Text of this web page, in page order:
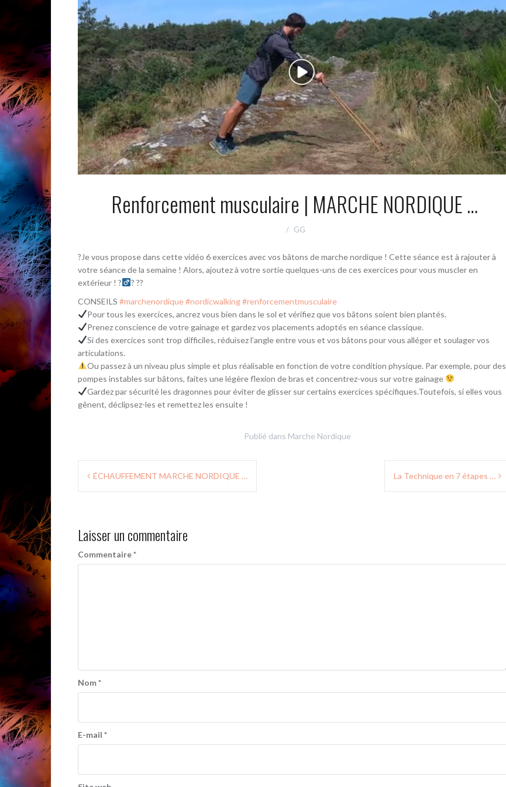
Renforcement musculaire | MARCHE NORDIQUE …
GG
?Je vous propose dans cette vidéo 6 exercices avec vos bâtons de marche nordique ! Cette séance est à rajouter à
votre séance de la semaine ! Alors, ajoutez à votre sortie quelques-uns de ces exercices pour vous muscler en
extérieur ! ?‍
? ??
CONSEILS #marchenordique#nordicwalking#renforcementmusculaire
Pour tous les exercices, ancrez vous bien dans le sol et vérifiez que vos bâtons soient bien plantés.
Prenez conscience de votre gainage et gardez vos placements adoptés en séance classique.
Si des exercices sont trop difficiles, réduisez l’angle entre vous et vos bâtons pour vous alléger et soulager vos
articulations.
Ou passez à un niveau plus simple et plus réalisable en fonction de votre condition physique. Par exemple, pour des
pompes instables sur bâtons, faites une légère flexion de bras et concentrez-vous sur votre gainage
Gardez par sécurité les dragonnes pour éviter de glisser sur certains exercices spécifiques.Toutefois, si elles vous
gênent, déclipsez-les et remettez les ensuite !
Publié dans Marche Nordique
Navigation
ÉCHAUFFEMENT MARCHE NORDIQUE … La Technique en 7 étapes …
Laisser un commentaire
Commentaire*
Nom*
E-mail *